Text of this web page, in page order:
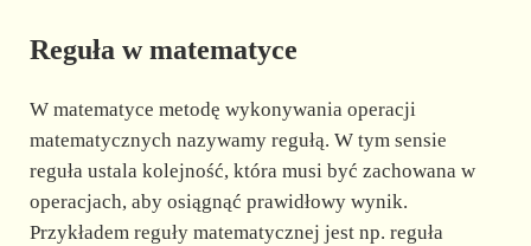
Reguła w matematyce
W matematyce metodę wykonywania operacji
matematycznych nazywamy regułą. W tym sensie
reguła ustala kolejność, która musi być zachowana w
operacjach, aby osiągnąć prawidłowy wynik.
Przykładem reguły matematycznej jest np. reguła